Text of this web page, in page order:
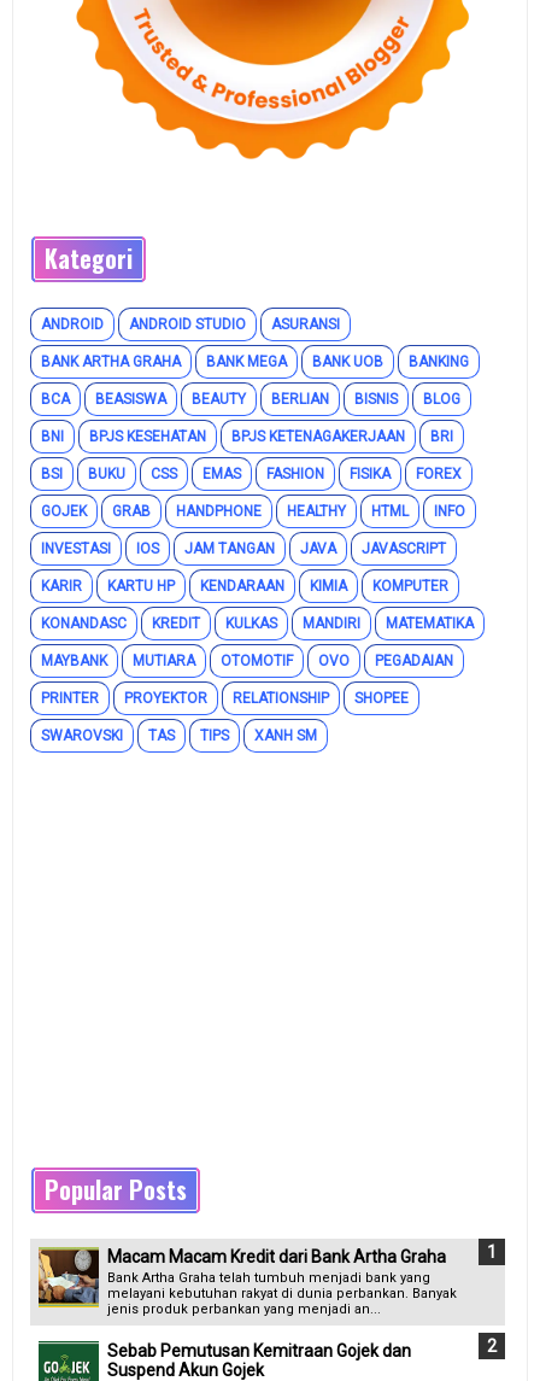
Kategori
ANDROID ANDROID STUDIO ASURANSI
BANK ARTHA GRAHA BANK MEGA BANK UOB BANKING
BCA BEASISWA BEAUTY BERLIAN BISNIS BLOG
BNI BPJS KESEHATAN BPJS KETENAGAKERJAAN BRI
BSI BUKU CSS EMAS FASHION FISIKA FOREX
GOJEK GRAB HANDPHONE HEALTHY HTML INFO
INVESTASI IOS JAM TANGAN JAVA JAVASCRIPT
KARIR KARTU HP KENDARAAN KIMIA KOMPUTER
KONANDASC KREDIT KULKAS MANDIRI MATEMATIKA
MAYBANK MUTIARA OTOMOTIF OVO PEGADAIAN
PRINTER PROYEKTOR RELATIONSHIP SHOPEE
SWAROVSKI TAS TIPS XANH SM
Popular Posts
Macam Macam Kredit dari Bank Artha Graha
Bank Artha Graha telah tumbuh menjadi bank yang
melayani kebutuhan rakyat di dunia perbankan. Banyak
jenis produk perbankan yang menjadi an...
Sebab Pemutusan Kemitraan Gojek dan
Suspend Akun Gojek